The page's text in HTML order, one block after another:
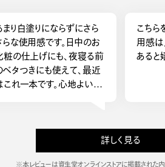
まり白塗りにならずにさら
らな使用感です。日中のお
粧の仕上げにも、夜寝る前
ベタつきにも使えて、最近
これ一本です。心地よい香
て、作り手のこだわりが感じ
られる素敵なケースで気に入
こちら
用感は
あると
詳しく見る